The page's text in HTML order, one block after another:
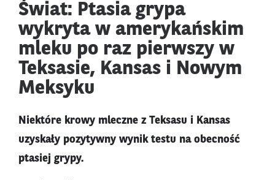
Świat: Ptasia grypa
wykryta w amerykańskim
mleku po raz pierwszy w
Teksasie, Kansas i Nowym
Meksyku
Niektóre krowy mleczne z Teksasu i Kansas
uzyskały pozytywny wynik testu na obecność
ptasiej grypy.